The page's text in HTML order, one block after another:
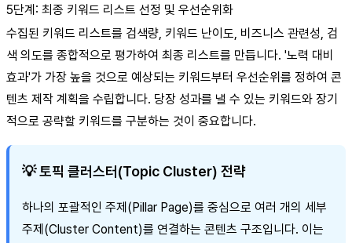
5단계: 최종 키워드 리스트 선정 및 우선순위화
수집된 키워드 리스트를 검색량, 키워드 난이도, 비즈니스 관련성, 검
색 의도를 종합적으로 평가하여 최종 리스트를 만듭니다. '노력 대비
효과'가 가장 높을 것으로 예상되는 키워드부터 우선순위를 정하여 콘
텐츠 제작 계획을 수립합니다. 당장 성과를 낼 수 있는 키워드와 장기
적으로 공략할 키워드를 구분하는 것이 중요합니다.
💡 토픽 클러스터(Topic Cluster) 전략
하나의 포괄적인 주제(Pillar Page)를 중심으로 여러 개의 세부
주제(Cluster Content)를 연결하는 콘텐츠 구조입니다. 이는